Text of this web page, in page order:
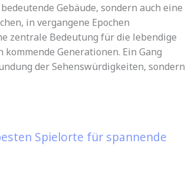
Gebäude, sondern auch eine
in vergangene Epochen
zentrale Bedeutung für die lebendige
Generationen. Ein Gang
der Sehenswürdigkeiten, sondern
Spielorte für spannende